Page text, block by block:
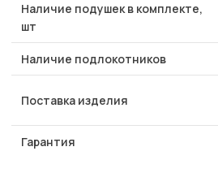
Наличие подушек в комплекте,
шт
Наличие подлокотников
Поставка изделия
Гарантия